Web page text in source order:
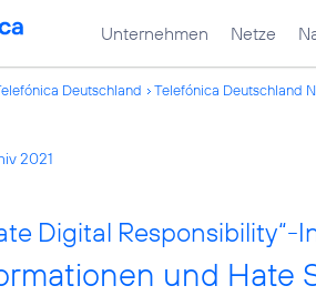
Unternehmen Netze
Deutschland Telefónica Deutschland
2021
Digital Responsibility“-
und Hate